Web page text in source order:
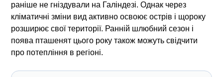
раніше не гніздували на Галіндезі. Однак через
кліматичні зміни вид активно освоює острів і щороку
розширює свої території. Ранній шлюбний сезон і
поява пташенят цього року також можуть свідчити
про потепління в регіоні.